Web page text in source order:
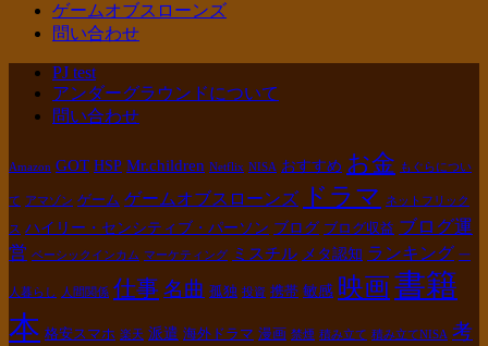
ゲームオブスローンズ
問い合わせ
PJ test
アンダーグラウンドについて
問い合わせ
Amazon GOT HSP Mr.children Netflix NISA おすすめ お金 もぐらについ
て アマゾン ゲーム ゲームオブスローンズ ドラマ ネットフリック
ス ハイリー・センシティブ・パーソン ブログ ブログ収益 ブログ運
営 ベーシックインカム マーケティング ミスチル メタ認知 ランキング 一
人暮らし 人間関係 仕事 名曲 孤独 投資 携帯 敏感 映画書籍
本 格安スマホ 楽天 派遣 海外ドラマ 漫画 禁煙 積み立て 積み立てNISA 考